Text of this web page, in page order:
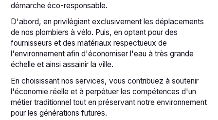
démarche éco-responsable.
D'abord, en privilégiant exclusivement les déplacements
de nos plombiers à vélo. Puis, en optant pour des
fournisseurs et des matériaux respectueux de
l'environnement afin d'économiser l'eau à très grande
échelle et ainsi assainir la ville.
En choisissant nos services, vous contribuez à soutenir
l'économie réelle et à perpétuer les compétences d'un
métier traditionnel tout en préservant notre environnement
pour les générations futures.